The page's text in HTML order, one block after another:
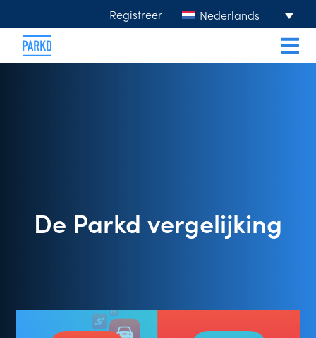
Registreer Nederlands
De Parkd vergelijking